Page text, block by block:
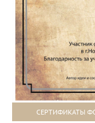
СЕРТИФИКАТЫ